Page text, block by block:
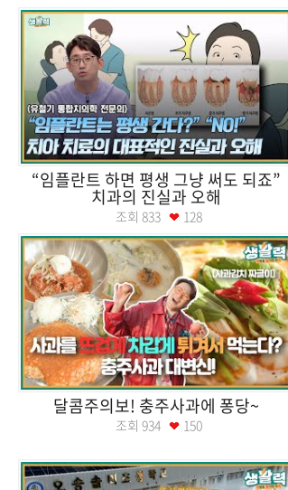
“임플란트 하면 평생 그냥 써도 되죠”
치과의 진실과 오해
조회 833 128
달콤주의보! 충주사과에 퐁당~
조회 934 150